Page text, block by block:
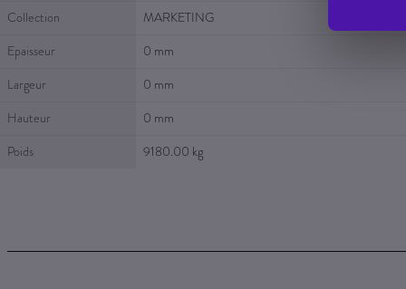
Collection
MARKETING
Epaisseur
0 mm
Largeur
0 mm
Hauteur
0 mm
Poids
9180.00 kg